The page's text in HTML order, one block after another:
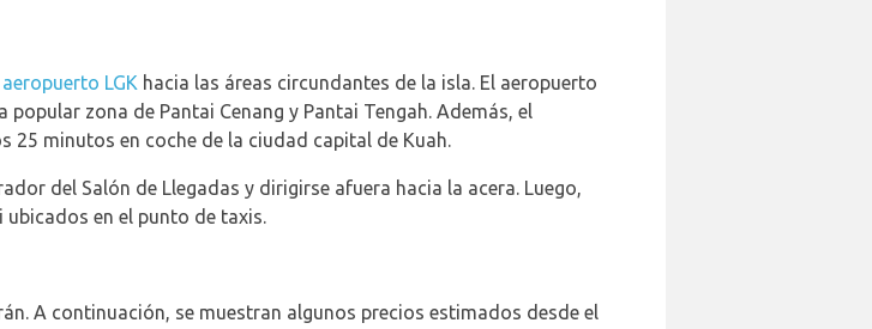
LGK hacia las áreas circundantes de la isla. El aeropuerto
zona de Pantai Cenang y Pantai Tengah. Además, el
25 minutos en coche de la ciudad capital de Kuah.
del Salón de Llegadas y dirigirse afuera hacia la acera. Luego,
en el punto de taxis.
A continuación, se muestran algunos precios estimados desde el